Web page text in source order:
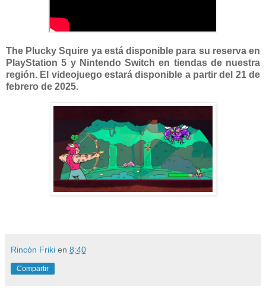
The Plucky Squire ya está disponible para su reserva en
PlayStation 5 y Nintendo Switch en tiendas de nuestra
región. El videojuego estará disponible a partir del 21 de
febrero de 2025.
Rincón Friki en 8:40
Compartir